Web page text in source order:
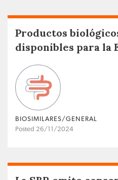
Productos
disponibles para la
BIOSIMILARES/GENERAL
Posted 26/11/2024